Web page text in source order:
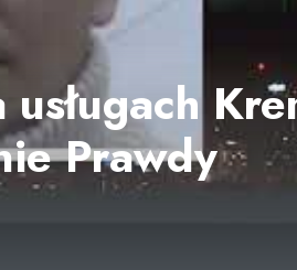
Prawdy